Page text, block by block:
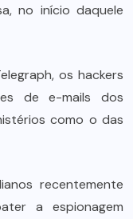
no início daquele
os hackers
de e-mails dos
como o das
recentemente
a espionagem